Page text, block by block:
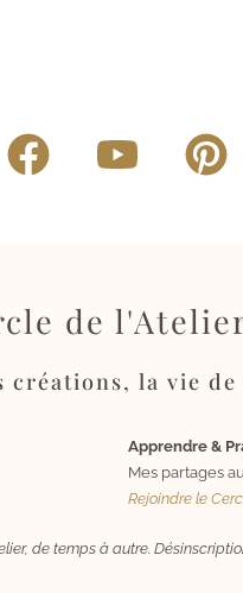
de
créations, la vie
Apprendre &
Mes partages
Rejoindre le
de temps à autre.